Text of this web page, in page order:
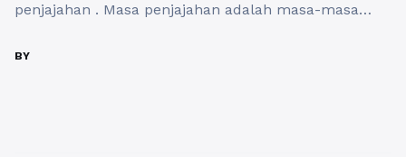
penjajahan . Masa penjajahan adalah masa-masa
Banyak makanan pokok diambil, kaum pribumi yang
BY